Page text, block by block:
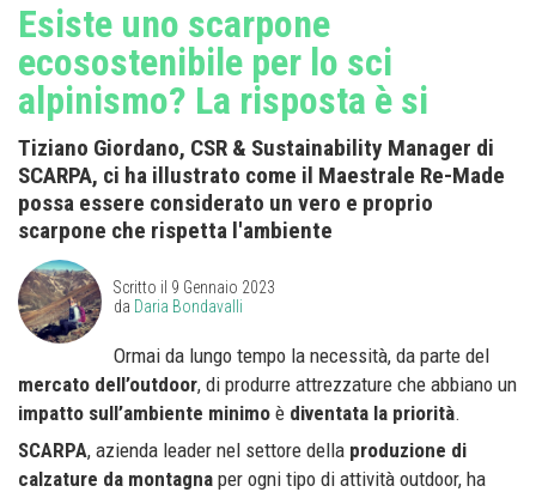
Esiste uno scarpone
ecosostenibile per lo sci
alpinismo? La risposta è si
Tiziano Giordano, CSR & Sustainability Manager di
SCARPA, ci ha illustrato come il Maestrale Re-Made
possa essere considerato un vero e proprio
scarpone che rispetta l'ambiente
Scritto il 9 Gennaio 2023
da Daria Bondavalli
Ormai da lungo tempo la necessità, da parte del
mercato dell’outdoor, di produrre attrezzature che abbiano un
impatto sull’ambiente minimo è diventata la priorità.
SCARPA, azienda leader nel settore della produzione di
calzature da montagna per ogni tipo di attività outdoor, ha